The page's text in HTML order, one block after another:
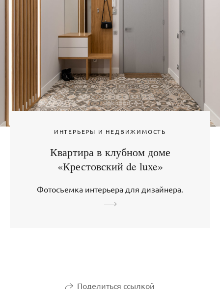
ИНТЕРЬЕРЫ И НЕДВИЖИМОСТЬ
Квартира в клубном доме
«Крестовский de luxe»
Фотосъемка интерьера для дизайнера.
Поделиться ссылкой